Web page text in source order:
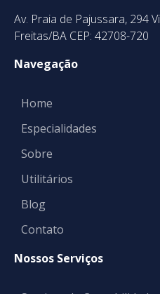
Av. Praia de Pajussara, 294
Freitas/BA CEP: 42708-720
Navegação
Home
Especialidades
Sobre
Utilitários
Blog
Contato
Nossos Serviços